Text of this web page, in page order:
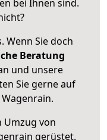
bei Ihnen sind.
Wenn Sie doch
Beratung
und unsere
Sie gerne auf
Umzug von
gerüstet.